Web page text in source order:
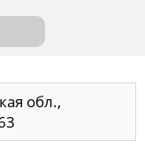
обл.,